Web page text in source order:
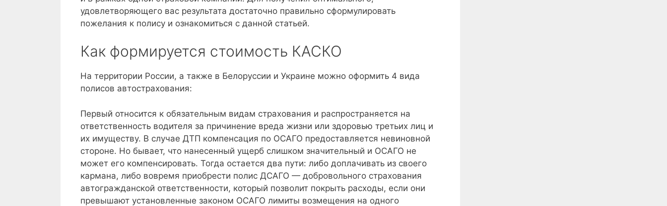
удовлетворяющего вас результата достаточно правильно сформулировать
пожелания к полису и ознакомиться с данной статьей.
Как формируется стоимость КАСКО
На территории России, а также в Белоруссии и Украине можно оформить 4 вида
полисов автострахования:
Первый относится к обязательным видам страхования и распространяется на
ответственность водителя за причинение вреда жизни или здоровью третьих лиц и
их имуществу. В случае ДТП компенсация по ОСАГО предоставляется невиновной
стороне. Но бывает, что нанесенный ущерб слишком значительный и ОСАГО не
может его компенсировать. Тогда остается два пути: либо доплачивать из своего
кармана, либо вовремя приобрести полис ДСАГО — добровольного страхования
автогражданской ответственности, который позволит покрыть расходы, если они
превышают установленные законом ОСАГО лимиты возмещения на одного